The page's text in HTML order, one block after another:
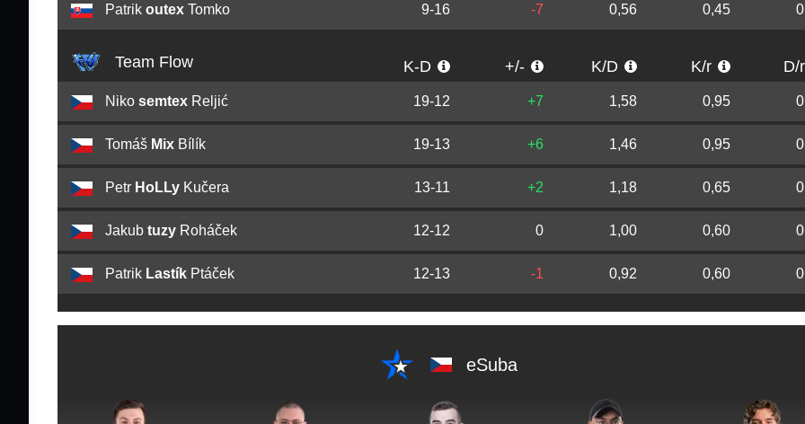
Patrik outex Tomko 9-16 -7 0,56 0,45
Team Flow K-D +/- K/D K/r
Niko semtex Reljić 19-12 +7 1,58 0,95
Tomáš Mix Bílík 19-13 +6 1,46 0,95
Petr HoLLy Kučera 13-11 +2 1,18 0,65
Jakub tuzy Roháček 12-12 0 1,00 0,60
Patrik Lastík Ptáček 12-13 -1 0,92 0,60
eSuba